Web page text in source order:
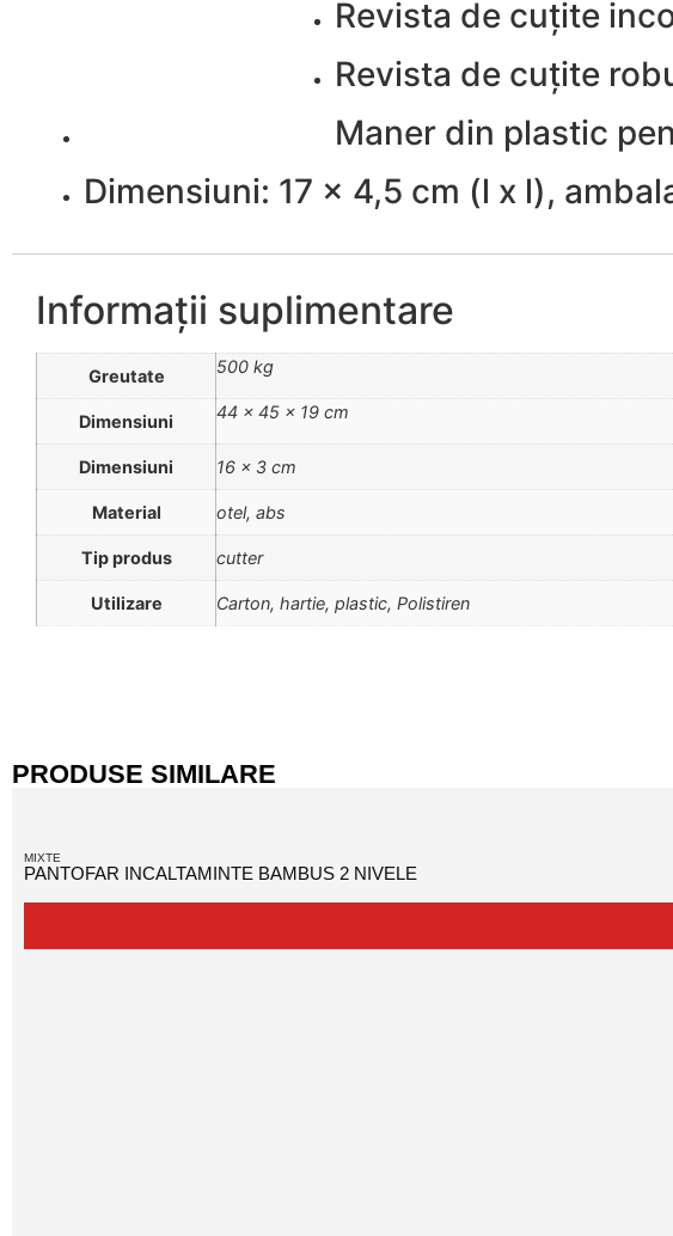
Revista de cuțite
Revista de cuțite
Maner din plastic
Dimensiuni: 17 x 4,5 cm (l x l),
Informații suplimentare
Greutate 500 kg
Dimensiuni 44 × 45 × 19 cm
Dimensiuni 16 x 3 cm
Material otel, abs
Tip produs cutter
Utilizare Carton, hartie, plastic, Polistiren
PRODUSE SIMILARE
MIXTE
PANTOFAR INCALTAMINTE BAMBUS 2 NIVELE